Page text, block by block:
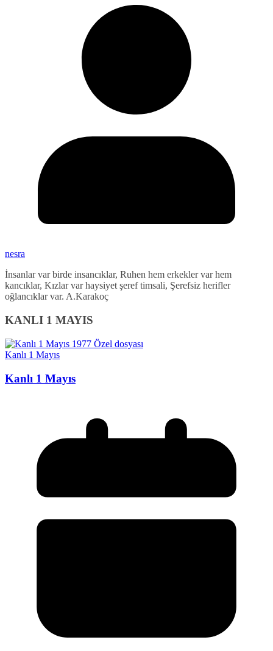
nesra
İnsanlar var birde insancıklar, Ruhen hem erkekler var hem
kancıklar, Kızlar var haysiyet şeref timsali, Şerefsiz herifler
oğlancıklar var. A.Karakoç
KANLI 1 MAYIS
Kanlı 1 Mayıs
Kanlı 1 Mayıs